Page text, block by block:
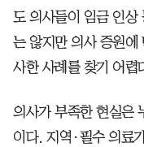
도 의사들이 임금 인상
는 않지만 의사 증원에
사한 사례를 찾기 어렵
의사가 부족한 현실은
이다. 지역·필수 의료